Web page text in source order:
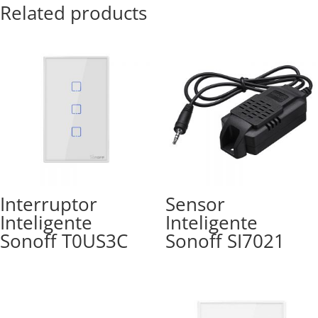
Related products
Interruptor
Inteligente
Sonoff T0US3C
Sensor
Inteligente
Sonoff SI7021